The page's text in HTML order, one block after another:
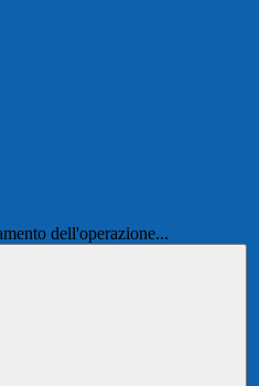
dell'operazione...